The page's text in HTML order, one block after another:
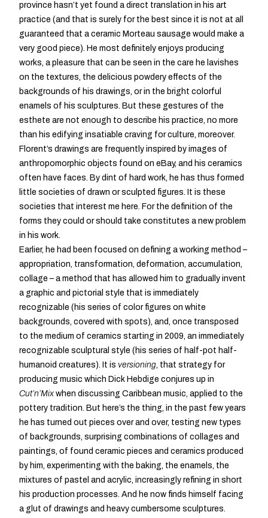
province hasn’t yet found a direct translation in his art
practice (and that is surely for the best since it is not at all
guaranteed that a ceramic Morteau sausage would make a
very good piece). He most definitely enjoys producing
works, a pleasure that can be seen in the care he lavishes
on the textures, the delicious powdery effects of the
backgrounds of his drawings, or in the bright colorful
enamels of his sculptures. But these gestures of the
esthete are not enough to describe his practice, no more
than his edifying insatiable craving for culture, moreover.
Florent’s drawings are frequently inspired by images of
anthropomorphic objects found on eBay, and his ceramics
often have faces. By dint of hard work, he has thus formed
little societies of drawn or sculpted figures. It is these
societies that interest me here. For the definition of the
forms they could or should take constitutes a new problem
in his work.
Earlier, he had been focused on defining a working method –
appropriation, transformation, deformation, accumulation,
collage – a method that has allowed him to gradually invent
a graphic and pictorial style that is immediately
recognizable (his series of color figures on white
backgrounds, covered with spots), and, once transposed
to the medium of ceramics starting in 2009, an immediately
recognizable sculptural style (his series of half-pot half-
humanoid creatures). It is versioning, that strategy for
producing music which Dick Hebdige conjures up in
Cut’n’Mix when discussing Caribbean music, applied to the
pottery tradition. But here’s the thing, in the past few years
he has turned out pieces over and over, testing new types
of backgrounds, surprising combinations of collages and
paintings, of found ceramic pieces and ceramics produced
by him, experimenting with the baking, the enamels, the
mixtures of pastel and acrylic, increasingly refining in short
his production processes. And he now finds himself facing
a glut of drawings and heavy cumbersome sculptures.